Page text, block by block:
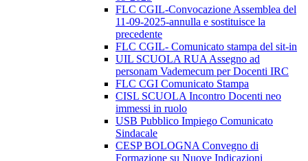
FLC CGIL-Convocazione Assemblea del
11-09-2025-annulla e sostituisce la
precedente
FLC CGIL- Comunicato stampa del sit-in
UIL SCUOLA RUA Assegno ad
personam Vademecum per Docenti IRC
FLC CGI Comunicato Stampa
CISL SCUOLA Incontro Docenti neo
immessi in ruolo
USB Pubblico Impiego Comunicato
Sindacale
CESP BOLOGNA Convegno di
Formazione su Nuove Indicazioni